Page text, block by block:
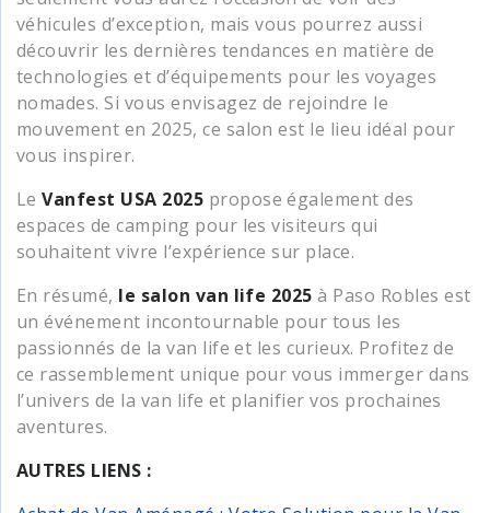
véhicules d’exception, mais vous pourrez aussi
découvrir les dernières tendances en matière de
technologies et d’équipements pour les voyages
nomades. Si vous envisagez de rejoindre le
mouvement en 2025, ce salon est le lieu idéal pour
vous inspirer.
LeVanfest USA 2025 propose également des
espaces de camping pour les visiteurs qui
souhaitent vivre l’expérience sur place.
En résumé, le salon van life 2025 à Paso Robles est
un événement incontournable pour tous les
passionnés de la van life et les curieux. Profitez de
ce rassemblement unique pour vous immerger dans
l’univers de la van life et planifier vos prochaines
aventures.
AUTRES LIENS :